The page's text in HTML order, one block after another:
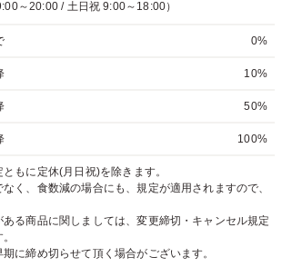
～20:00 / 土日祝 9:00～18:00）
0%
10%
50%
100%
もに定休(月日祝)を除きます。
く、食数減の場合にも、規定が適用されますので、
る商品に関しましては、変更締切・キャンセル規定
に締め切らせて頂く場合がございます。